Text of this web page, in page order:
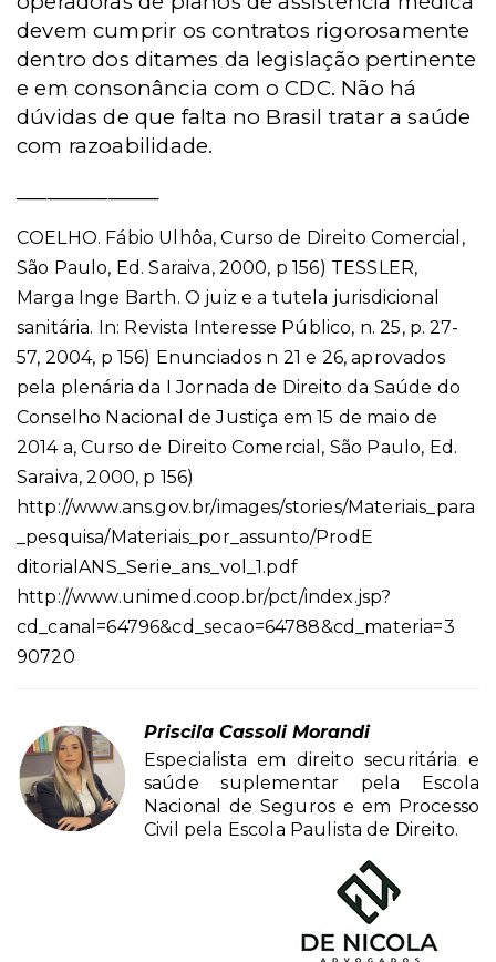
devem cumprir os contratos rigorosamente
dentro dos ditames da legislação pertinente
e em consonância com o CDC. Não há
dúvidas de que falta no Brasil tratar a saúde
com razoabilidade.
COELHO. Fábio Ulhôa, Curso de Direito Comercial,
São Paulo, Ed. Saraiva, 2000, p 156) TESSLER,
Marga Inge Barth. O juiz e a tutela jurisdicional
sanitária. In: Revista Interesse Público, n. 25, p. 27-
57, 2004, p 156) Enunciados n 21 e 26, aprovados
pela plenária da I Jornada de Direito da Saúde do
Conselho Nacional de Justiça em 15 de maio de
2014 a, Curso de Direito Comercial, São Paulo, Ed.
Saraiva, 2000, p 156)
http://www.ans.gov.br/images/stories/Materiais_para
_pesquisa/Materiais_por_assunto/ProdE
ditorialANS_Serie_ans_vol_1.pdf
http://www.unimed.coop.br/pct/index.jsp?
cd_canal=64796&cd_secao=64788&cd_materia=3
90720
Priscila Cassoli Morandi
Especialista em direito securitária e
saúde suplementar pela Escola
Nacional de Seguros e em Processo
Civil pela Escola Paulista de Direito.